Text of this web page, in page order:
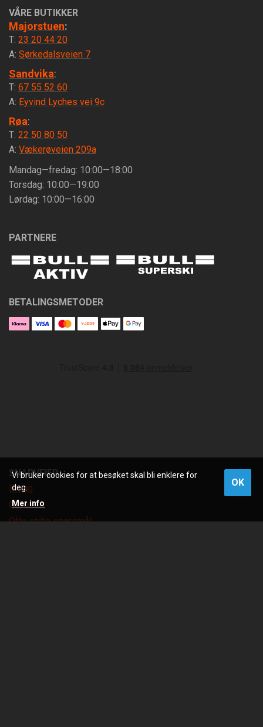
VÅRE BUTIKKER
Majorstuen:
T: 23 20 44 20
A: Sørkedalsveien 7
Sandvika:
T: 67 55 52 60
A: Eyvind Lyches vei 9c
Røa:
T: 22 50 80 50
A: Vækerøveien 209a
Mandag—fredag: 10:00—18:00
Torsdag: 10:00—19:00
Lørdag: 10:00—16:00
PARTNERE
BETALINGSMETODER
SNARVEIER
Blogg
Gavekort
Ofte stilte spørsmål
Vi bruker cookies for at besøket skal bli enklere for
deg.
Mer info
OK